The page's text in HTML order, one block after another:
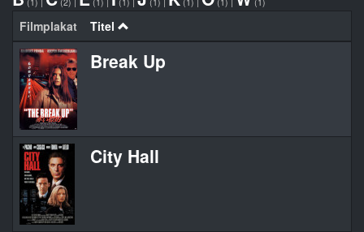
Filmplakat Titel
Break Up
City Hall